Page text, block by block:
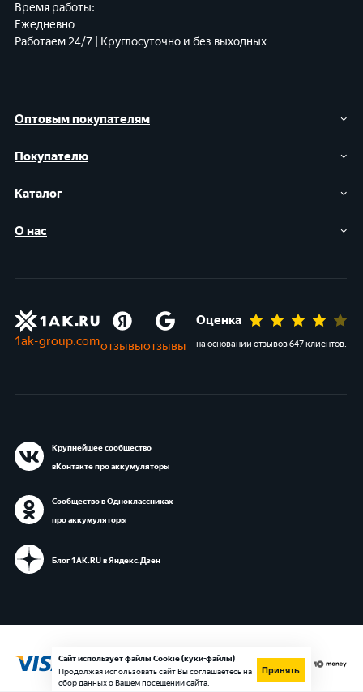
Сайт использует файлы Cookie (куки-файлы)
Продолжая использовать сайт Вы соглашаетесь на
сбор данных о Вашем посещении сайта.
Принять
Оптовым покупателям
Покупателю
Каталог
О нас
Время работы:
Ежедневно
Работаем 24/7 | Круглосуточно и без выходных
1ak-group.comотзывыотзывы
Оценка
на основании отзывов647 клиентов.
Крупнейшее сообщество
вКонтакте про аккумуляторы
Сообщество в Одноклассниках
про аккумуляторы
Блог 1АК.RU в Яндекс.Дзен